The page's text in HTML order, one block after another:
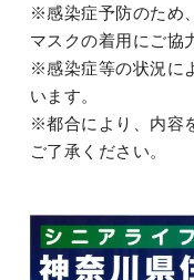
※感染症予防のため
マスクの着用にご協
※感染症等の状況に
います。
※都合により、内容
ご了承ください。